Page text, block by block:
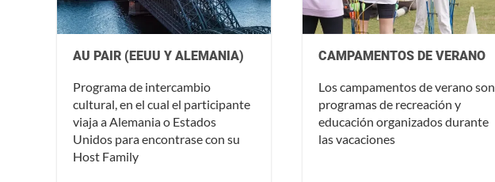
AU PAIR (EEUU Y ALEMANIA)
Programa de intercambio
cultural, en el cual el participante
viaja a Alemania o Estados
Unidos para encontrase con su
Host Family
CAMPAMENTOS DE VERANO
Los campamentos de verano son
programas de recreación y
educación organizados durante
las vacaciones